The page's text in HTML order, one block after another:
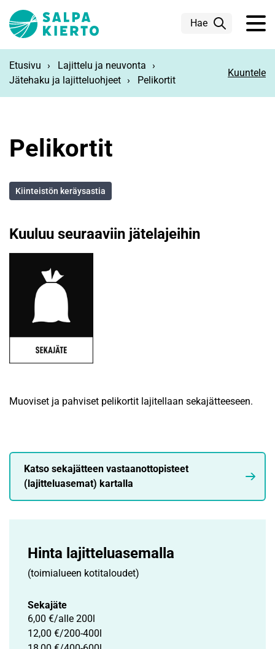
Hae
Etusivu
Lajittelu ja neuvonta
Jätehaku ja lajitteluohjeet
Pelikortit
Kuuntele
Pelikortit
Kiinteistön keräysastia
Kuuluu seuraaviin jätelajeihin
Muoviset ja pahviset pelikortit lajitellaan sekajätteeseen.
Katso sekajätteen vastaanottopisteet
(lajitteluasemat) kartalla
Hinta lajittelu­asemalla
(toimialueen kotitaloudet)
Sekajäte
6,00 €/alle 200l
12,00 €/200-400l